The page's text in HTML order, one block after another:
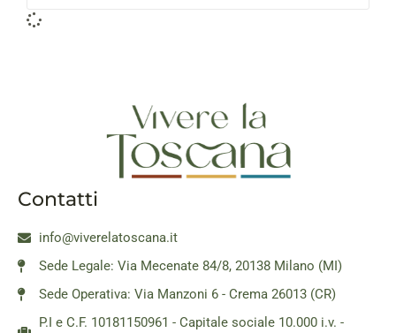
Contatti
info@viverelatoscana.it
Sede Legale: Via Mecenate 84/8, 20138 Milano (MI)
Sede Operativa: Via Manzoni 6 - Crema 26013 (CR)
P.I e C.F. 10181150961 - Capitale sociale 10.000 i.v. -